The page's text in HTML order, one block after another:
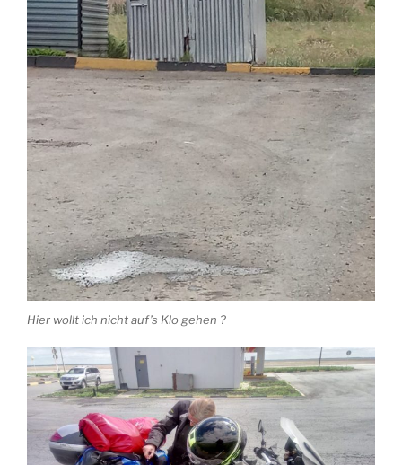
Hier wollt ich nicht auf’s Klo gehen ?